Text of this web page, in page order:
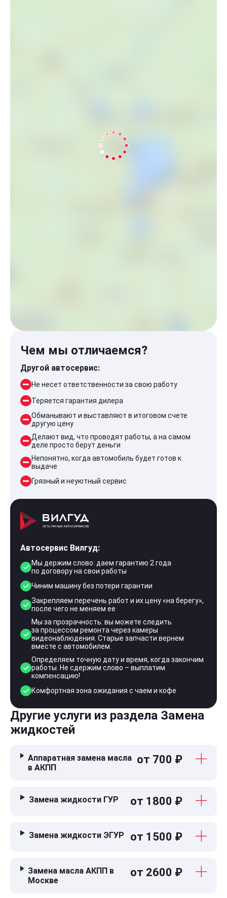
Чем мы отличаемся?
Другой автосервис:
Не несет ответственности за свою работу
Теряется гарантия дилера
Обманывают и выставляют в итоговом счете
другую цену
Делают вид, что проводят работы, а на самом
деле просто берут деньги
Непонятно, когда автомобиль будет готов к
выдаче
Грязный и неуютный сервис
Автосервис Вилгуд:
Мы держим слово: даем гарантию 2 года
по договору на свои работы
Чиним машину без потери гарантии
Закрепляем перечень работ и их цену «на берегу»,
после чего не меняем ее
Мы за прозрачность: вы можете следить
за процессом ремонта через камеры
видеонаблюдения. Старые запчасти вернем
вместе с автомобилем.
Определяем точную дату и время, когда закончим
работы. Не сдержим слово – выплатим
компенсацию!
Комфортная зона ожидания с чаем и кофе
Другие услуги из раздела Замена
жидкостей
Аппаратная замена масла
в АКПП
от 700 ₽
Замена жидкости ГУР от 1800 ₽
Замена жидкости ЭГУР от 1500 ₽
Замена масла АКПП в
Москве
от 2600 ₽